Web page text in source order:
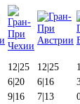
12|25 12|25
6|20 6|16
9|16 7|13